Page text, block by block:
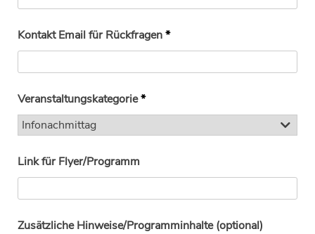
Kontakt Email für Rückfragen*
Veranstaltungskategorie*
Link für Flyer/Programm
Zusätzliche Hinweise/Programminhalte (optional)